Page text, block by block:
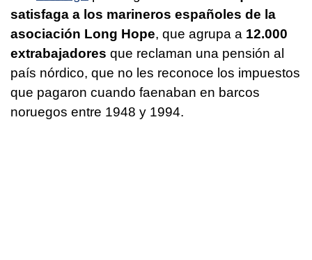
satisfaga a los marineros españoles de la
asociación Long Hope, que agrupa a 12.000
extrabajadores que reclaman una pensión al
país nórdico, que no les reconoce los impuestos
que pagaron cuando faenaban en barcos
noruegos entre 1948 y 1994.